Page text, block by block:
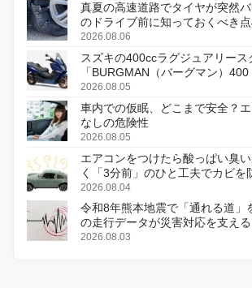
真夏の高速道路でタイヤが突然
のドライブ前に知っておくべき
2026.08.06
スズキの400ccラグジュアリース
「BURGMAN（バーグマン）400
変更し、8月18日に発売
2026.08.05
車内での仮眠、どこまで安全？
なしの危険性
2026.08.05
エアコンをつけたら酸っぱい臭
く「3分前」のひと工夫でカビを
2026.08.04
令和8年熊本地震で「通れる道」
の走行データが災害対応を支える
2026.08.03